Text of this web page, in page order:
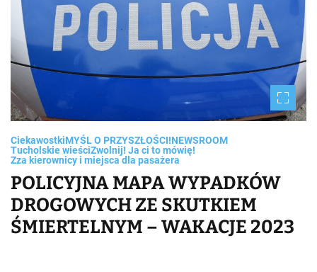
t
e
d
r
d
t
i
m
CiekawostkiMYŚL O PRZYSZŁOŚCI!NEWSROOM
Tucholskie wieściZwolnij! Ja ci to mówię!
Zza kierownicy i miejsca dla pasażera
POLICYJNA MAPA WYPADKÓW
DROGOWYCH ZE SKUTKIEM
ŚMIERTELNYM – WAKACJE 2023